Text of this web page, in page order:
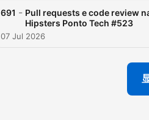
691 - Pull requests e code review
Hipsters Ponto Tech #523
07 Jul 2026